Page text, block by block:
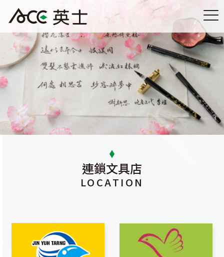
連鎖文具店
LOCATION